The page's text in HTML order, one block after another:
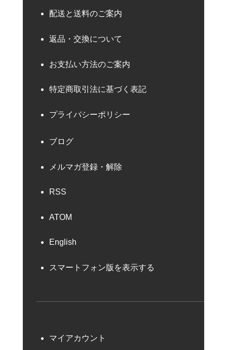
配送と送料のご案内
返品・交換について
お支払い方法のご案内
特定商取引法に基づく表記
プライバシーポリシー
ブログ
メルマガ登録・解除
RSS
ATOM
English
スマートフォン版を表示する
マイアカウント